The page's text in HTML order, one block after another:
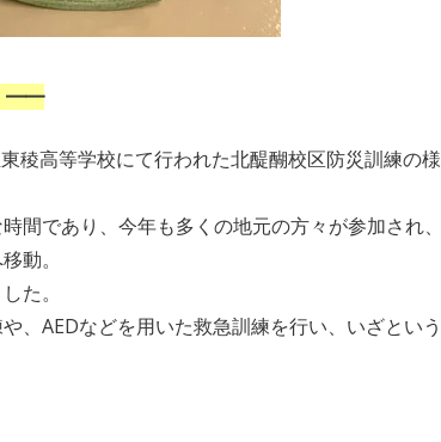
━━
稜高等学校にて行われた北醍醐校区防災訓練の様
間であり、今年も多くの地元の方々が参加され、
動。
た。
、AEDなどを用いた救急訓練を行い、いざという